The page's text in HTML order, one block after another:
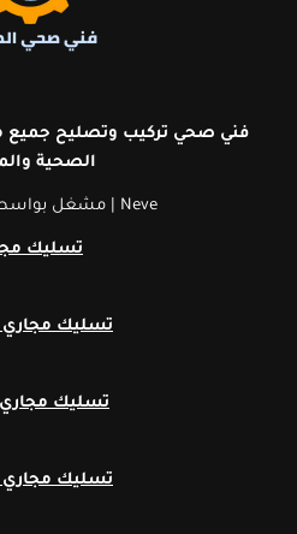
فني صحي تركيب وتصليح جميع
الصحية
Neve | مشغل
تسليك
تسليك مجاري
تسليك
تسليك مجاري